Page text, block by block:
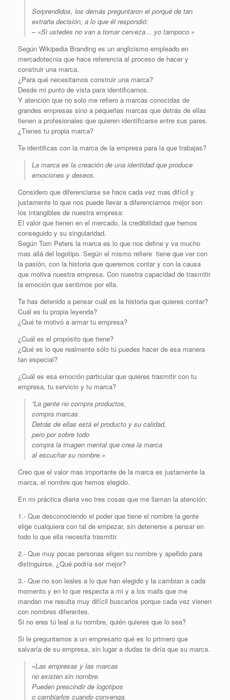
Sorprendidos, los demás preguntaron el porqué de tan
extraña decisión, a lo que él respondió:
– «Si ustedes no van a tomar cerveza… yo tampoco.»
Según Wikipedia Branding es un anglicismo empleado en
mercadotecnia que hace referencia al proceso de hacer y
construir una marca.
¿Para qué necesitamos construir una marca?
Desde mi punto de vista para identificarnos.
Y atención que no solo me refiero a marcas conocidas de
grandes empresas sino a pequeñas marcas que detrás de ellas
tienen a profesionales que quieren identificarse entre sus pares.
¿Tienes tu propia marca?
Te identificas con la marca de la empresa para la que trabajas?
La marca es la creación de una identidad que produce
emociones y deseos.
Considero que diferenciarse se hace cada vez mas difícil y
justamente lo que nos puede llevar a diferenciarnos mejor son
los intangibles de nuestra empresa:
El valor que tienen en el mercado, la credibilidad que hemos
conseguido y su singularidad.
Según Tom Peters la marca es lo que nos define y va mucho
mas allá del logotipo. Según el mismo refiere tiene que ver con
la pasión, con la historia que queremos contar y con la causa
que motiva nuestra empresa. Con nuestra capacidad de trasmitir
la emoción que sentimos por ella.
Te has detenido a pensar cuál es la historia que quieres contar?
Cuál es tu propia leyenda?
¿Qué te motivó a armar tu empresa?
¿Cuál es el propósito que tiene?
¿Qué es lo que realmente sólo tú puedes hacer de esa manera
tan especial?
¿Cuál es esa emoción particular que quieres trasmitir con tu
empresa, tu servicio y tu marca?
“La gente no compra productos,
compra marcas.
Detrás de ellas está el producto y su calidad,
pero por sobre todo
compra la imagen mental que crea la marca
al escuchar su nombre.»
Creo que el valor mas importante de la marca es justamente la
marca, el nombre que hemos elegido.
En mi práctica diaria veo tres cosas que me llaman la atención:
1.- Que desconociendo el poder que tiene el nombre la gente
elige cualquiera con tal de empezar, sin detenerse a pensar en
todo lo que ella necesita trasmitir.
2.- Que muy pocas personas eligen su nombre y apellido para
distinguirse. ¿Qué podría ser mejor?
3.- Que no son leales a lo que han elegido y la cambian a cada
momento y en lo que respecta a mi y a los mails que me
mandan me resulta muy difícil buscarlos porque cada vez vienen
con nombres diferentes.
Si no eres tú leal a tu nombre, quién quieres que lo sea?
Si le preguntamos a un empresario qué es lo primero que
salvaría de su empresa, sin lugar a dudas te diría que su marca.
«Las empresas y las marcas
no existen sin nombre.
Pueden prescindir de logotipos
o cambiarlos cuando convenga.